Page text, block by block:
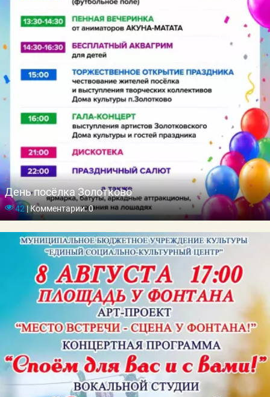
День посёлка Золотково
42|Комментарии: 0